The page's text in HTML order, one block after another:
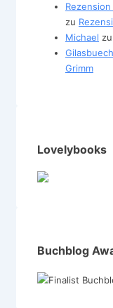
zu
Michael zu
Grimm
Lovelybooks
Buchblog